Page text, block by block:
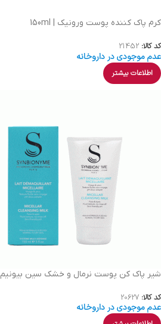
کرم پاک کننده پوست ورونیک | 150ml
کد کالا: 21452
عدم موجودی در داروخانه
اطلاعات بیشتر
شیر پاک کن پوست نرمال و خشک سین بیونیم
کد کالا: 20627
عدم موجودی در داروخانه